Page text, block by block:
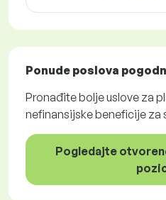
Ponude poslova
Pronađite bolje uslove za
nefinansijske beneficije za
Pogledajte